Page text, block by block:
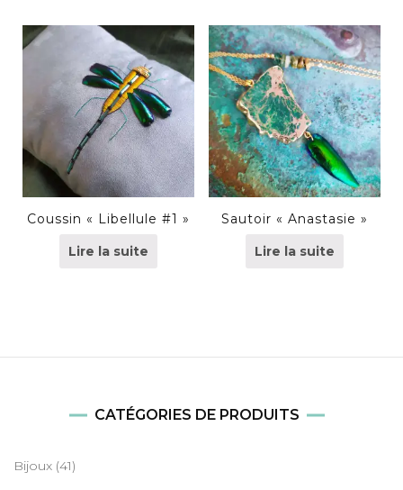
Coussin « Libellule #1 »
Lire la suite
Sautoir « Anastasie »
Lire la suite
CATÉGORIES DE PRODUITS
Bijoux (41)